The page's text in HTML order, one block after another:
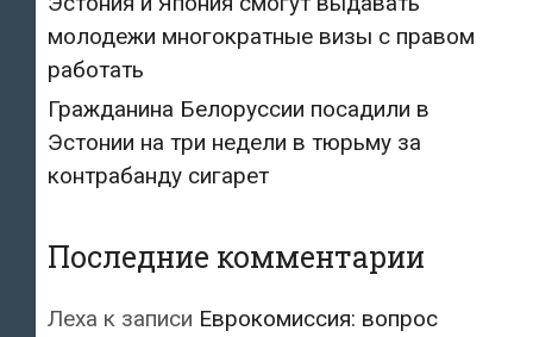
молодежи многократные визы с правом
работать
Гражданина Белоруссии посадили в
Эстонии на три недели в тюрьму за
контрабанду сигарет
Последние комментарии
Леха к записи Еврокомиссия: вопрос